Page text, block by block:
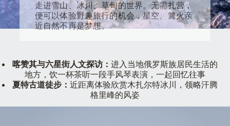
⾛进雪⼭、冰川、草甸的世界。⽆需扎营，
便可以体验野趣旅⾏的机会，星空、篝⽕亲
近⾃然不再是梦想。
喀赞其与六星街⼈⽂探访： 进⼊当地俄罗斯族居⺠⽣活的
地⽅，饮⼀杯茶听⼀段⼿⻛琴表演，⼀起回忆往事
夏特古道徒步： 近距离体验欣赏木扎尔特冰川，领略汗腾
格里峰的风姿